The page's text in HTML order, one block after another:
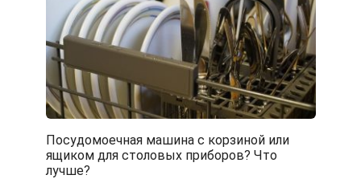
Посудомоечная машина с корзиной или
ящиком для столовых приборов? Что
лучше?